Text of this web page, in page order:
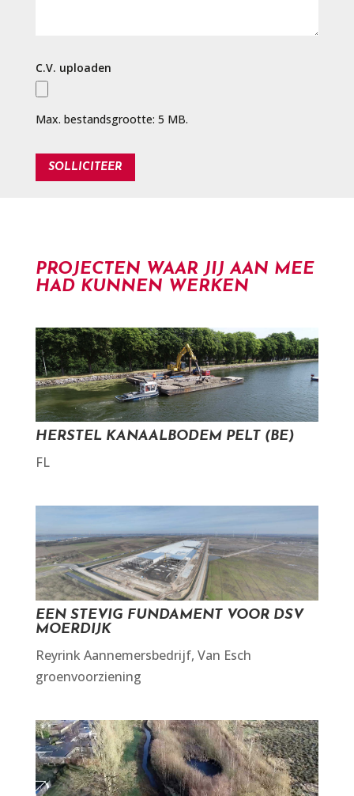
C.V. uploaden
Max. bestandsgrootte: 5 MB.
PROJECTEN WAAR JIJ AAN MEE
HAD KUNNEN WERKEN
HERSTEL KANAALBODEM PELT (BE)
FL
EEN STEVIG FUNDAMENT VOOR DSV
MOERDIJK
Reyrink Aannemersbedrijf, Van Esch
groenvoorziening